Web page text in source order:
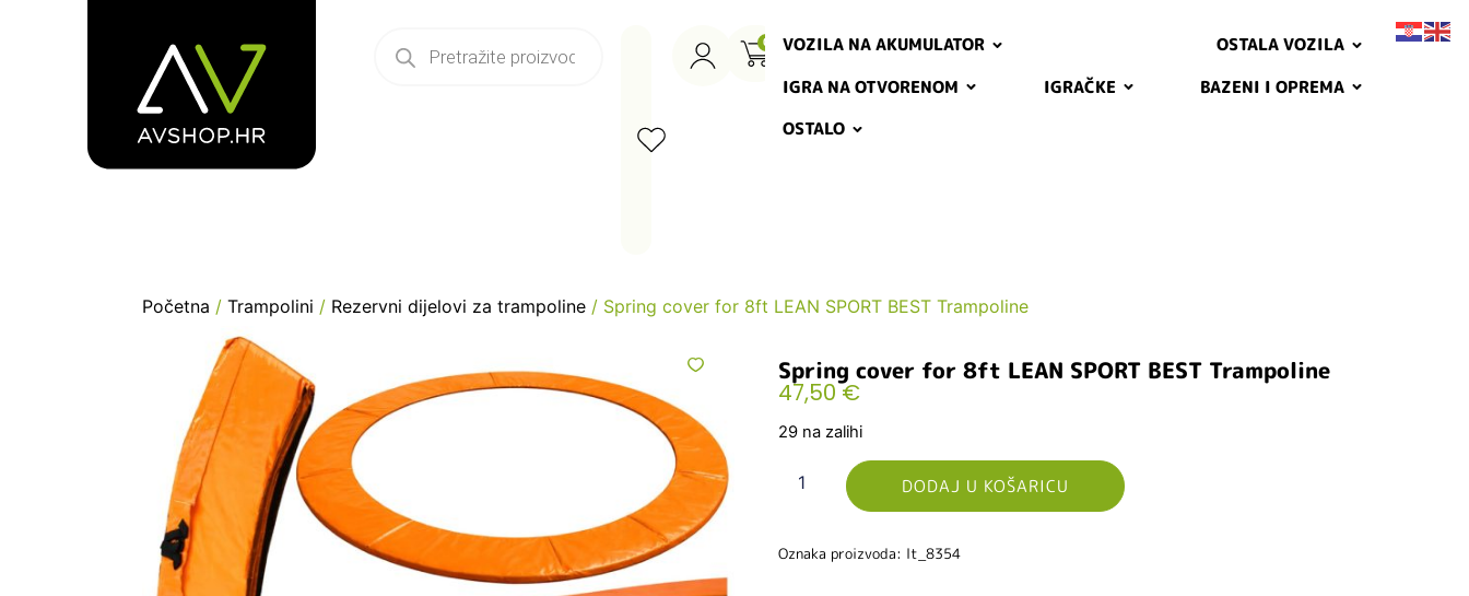
0 VOZILA NA AKUMULATOR
OSTALA VOZILA
IGRA NA OTVORENOM
IGRAČKE
BAZENI I OPREMA
OSTALO
Početna / Trampolini / Rezervni dijelovi za trampoline / Spring cover for 8ft LEAN SPORT BEST Trampoline
Spring cover for 8ft LEAN SPORT BEST Trampoline
47,50€
29 na zalihi
DODAJ U KOŠARICU
Oznaka proizvoda: lt_8354